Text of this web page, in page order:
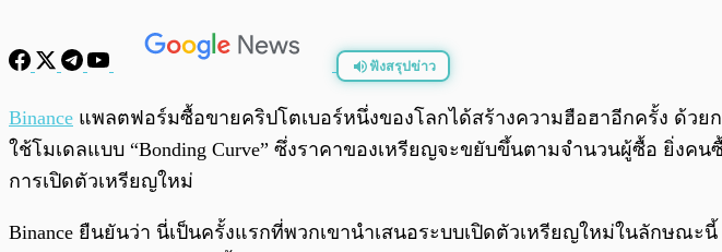
ฟังสรุปข่าว
พร้อมเล่น
Binance แพลตฟอร์มซื้อขายคริปโตเบอร์หนึ่งของโลกได้สร้างความฮือฮาอีกครั้ง ด้ว
ใช้โมเดลแบบ “Bonding Curve” ซึ่งราคาของเหรียญจะขยับขึ้นตามจำนวนผู้ซื้อ ยิ่ง
การเปิดตัวเหรียญใหม่
Binance ยืนยันว่า นี่เป็นครั้งแรกที่พวกเขานำเสนอระบบเปิดตัวเหรียญใหม่ในลักษณ